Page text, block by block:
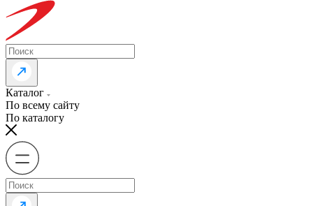
Каталог
По всему сайту
По каталогу